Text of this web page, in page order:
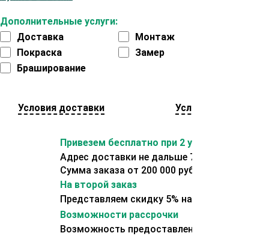
Дополнительные услуги:
Доставка
Монтаж
Покраска
Замер
Браширование
Условия доставки Условия оплаты
Привезем бесплатно при 2 условиях:
Адрес доставки не дальше 70 км от склада.
Сумма заказа от 200 000 рублей.
На второй заказ
Представляем скидку 5% на второй заказ
Возможности рассрочки
Возможность предоставления отсрочки